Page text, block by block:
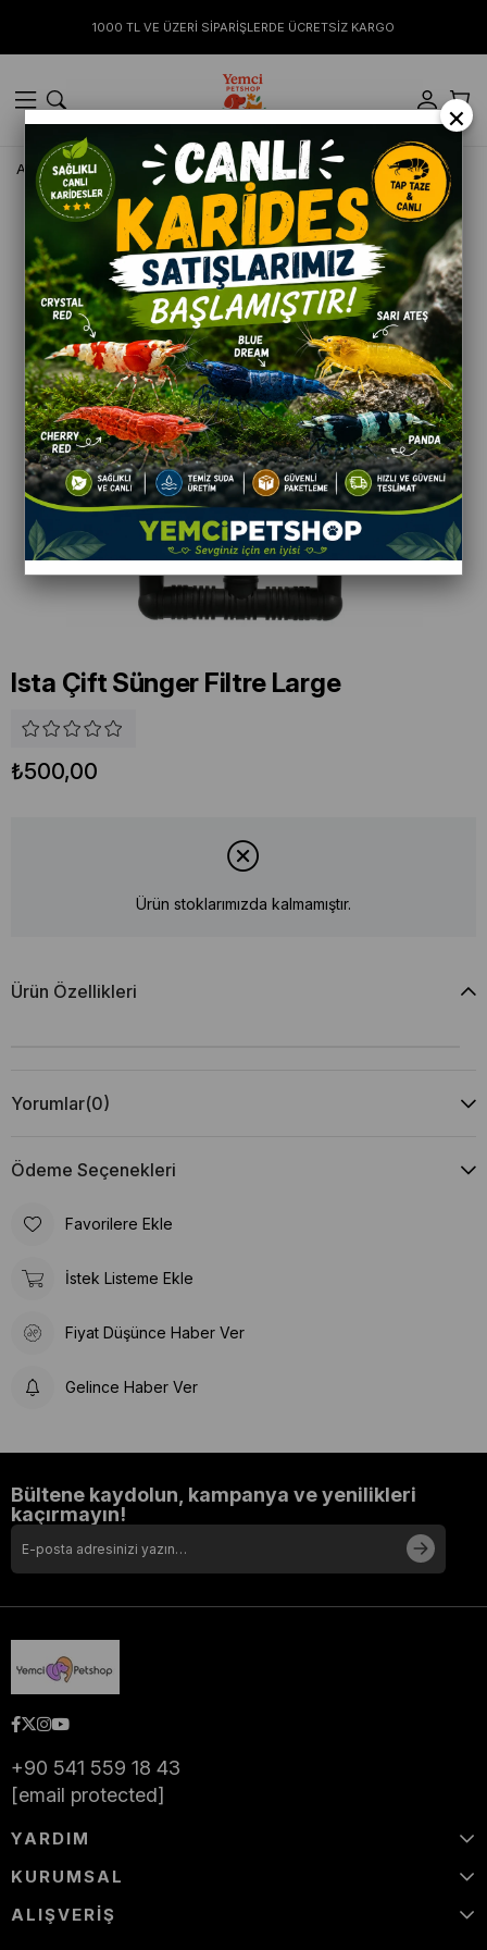
1000 TL VE ÜZERİ SİPARİŞLERDE ÜCRETSİZ KARGO
Anasayfa AKVARYUM Ista Çift Sünger Filtre Large
Ista Çift Sünger Filtre Large
₺500,00
Ürün stoklarımızda kalmamıştır.
Ürün Özellikleri
Yorumlar(0)
Ödeme Seçenekleri
Favorilere Ekle
İstek Listeme Ekle
Fiyat Düşünce Haber Ver
Gelince Haber Ver
Bültene kaydolun, kampanya ve yenilikleri
kaçırmayın!
+90 541 559 18 43
[email protected]
YARDIM
KURUMSAL
ALIŞVERİŞ
×